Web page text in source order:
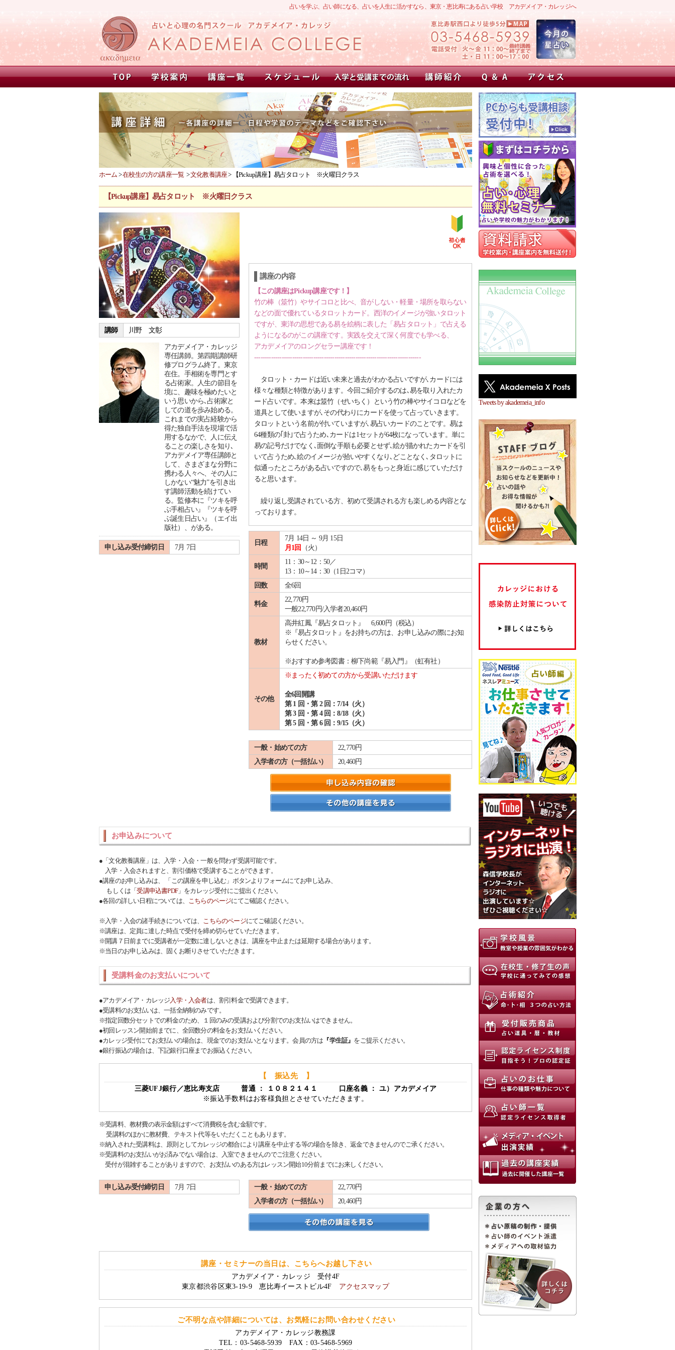
占いを学ぶ、占い師になる、占いを人生に活かすなら、東京・恵比寿にある占い学校 アカデメイア・カレッジへ
Tweets by akademeia_info
ホーム >在校生の方の講座一覧 >文化教養講座> 【Pickup講座】易占タロット ※火曜日クラス
【Pickup講座】易占タロット ※火曜日クラス
講師 川野 文彰
アカデメイア・カレッジ
専任講師。第四期講師研
修プログラム終了。東京
在住。手相術を専門とす
る占術家。人生の節目を
境に、趣味を極めたいと
いう思いから､占術家と
しての道を歩み始める。
これまでの実占経験から
得た独自手法を現場で活
用するなかで、人に伝え
ることの楽しさを知り､
アカデメイア専任講師と
して、さまざまな分野に
携わる人々へ、その人に
しかない“魅力”を引き出
す講師活動を続けてい
る。監修本に『ツキを呼
ぶ手相占い』『ツキを呼
ぶ誕生日占い』（エイ出
版社）、がある。
申し込み受付締切日 7月 7日
講座の内容
【この講座はPickup講座です！】
竹の棒（筮竹）やサイコロと比べ、音がしない・軽量・場所を取らない
などの面で優れているタロットカード。西洋のイメージが強いタロット
ですが、東洋の思想である易を絵柄に表した「易占タロット」で占える
ようになるのがこの講座です。実践を交えて深く何度でも学べる、
アカデメイアのロングセラー講座です！
-------------------------------------------------------------------------------
タロット・カードは近い未来と過去がわかる占いですが､カードには
様々な種類と特徴があります。今回ご紹介するのは､易を取り入れたカ
ード占いです。本来は筮竹（ぜいちく）という竹の棒やサイコロなどを
道具として使いますが､その代わりにカードを使って占っていきます。
タロットという名前が付いていますが､易占いカードのことです。易は
64種類の｢卦｣で占うため､カードは1セットが64枚になっています。単に
易の記号だけでなく､面倒な手順も必要とせず､絵が描かれたカードを引
いて占うため､絵のイメージが拾いやすくなり､どことなく､タロットに
似通ったところがある占いですので､易をもっと身近に感じていただけ
ると思います。
繰り返し受講されている方、初めて受講される方も楽しめる内容とな
っております。
日程
7月 14日 ～ 9月 15日
月1回
（火）
時間
11：30～12：50／
13：10～14：30（1日2コマ）
回数
全6回
料金
22,770円
一般22,770円/入学者20,460円
教材
高井紅鳳『易占タロット』 6,600円（税込）
※『易占タロット』をお持ちの方は、お申し込みの際にお知
らせください。
※おすすめ参考図書：柳下尚範『易入門』（虹有社）
その他
※まったく初めての方から受講いただけます
全6回開講
第 1 回・第 2 回：7/14（火）
第 3 回・第 4 回：8/18（火）
第 5 回・第 6 回：9/15（火）
一般・始めての方
22,770円
入学者の方（一括払い）
20,460円
お申込みについて
●「文化教養講座」は、入学・入会・一般を問わず受講可能です。
入学・入会されますと、割引価格で受講することができます。
●講座のお申し込みは、 「この講座を申し込む」ボタンよりフォームにてお申し込み、
もしくは「受講申込書PDF」をカレッジ受付にご提出ください。
●各回の詳しい日程については、 こちらのページにてご確認ください。
※入学・入会の諸手続きについては、 こちらのページにてご確認ください。
※講座は、定員に達した時点で受付を締め切らせていただきます。
※開講７日前までに受講者が一定数に達しないときは、講座を中止または延期する場合があります。
※当日のお申し込みは、固くお断りさせていただきます。
受講料金のお支払いについて
●アカデメイア・カレッジ入学・入会者は、割引料金で受講できます。
●受講料のお支払いは、一括全納制のみです。
※指定回数分セットでの料金のため、１回のみの受講および分割でのお支払いはできません。
●初回レッスン開始前までに、全回数分の料金をお支払いください。
●カレッジ受付にてお支払いの場合は、現金でのお支払いとなります。会員の方は 『学生証』 をご提示ください。
●銀行振込の場合は、下記銀行口座までお振込ください。
【 振込先 】
三菱UFJ銀行／恵比寿支店 普通 ： １０８２１４１ 口座名義 ： ユ）アカデメイア
※振込手数料はお客様負担とさせていただきます。
※受講料、教材費の表示金額はすべて消費税を含む金額です。
受講料のほかに教材費、テキスト代等をいただくこともあります。
※納入された受講料は、原則としてカレッジの都合により講座を中止する等の場合を除き、返金できませんのでご承ください。
※受講料のお支払いがお済みでない場合は、入室できませんのでご注意ください。
受付が混雑することがありますので、お支払いのある方はレッスン開始10分前までにお来しください。
申し込み受付締切日 7月 7日 一般・始めての方
22,770円
入学者の方（一括払い）
20,460円
講座・セミナーの当日は、こちらへお越し下さい
アカデメイア・カレッジ 受付4F
東京都渋谷区東3-19-9 恵比寿イーストビル4F アクセスマップ
ご不明な点や詳細については、お気軽にお問い合わせください
アカデメイア・カレッジ教務課
TEL：03-5468-5939 FAX：03-5468-5969